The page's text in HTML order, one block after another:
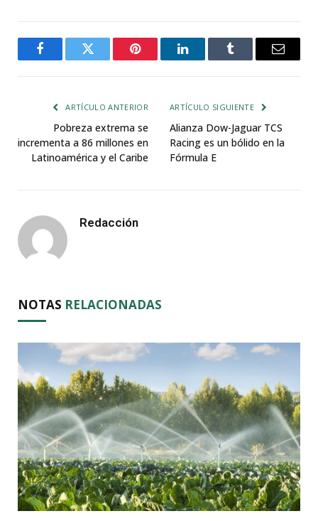
FacebookTwitter Pinterest LinkedInTumblr Email
ARTÍCULO ANTERIOR
Pobreza extrema se
incrementa a 86 millones en
Latinoamérica y el Caribe
ARTÍCULO SIGUIENTE
Alianza Dow-Jaguar TCS
Racing es un bólido en la
Fórmula E
Redacción
NOTAS RELACIONADAS